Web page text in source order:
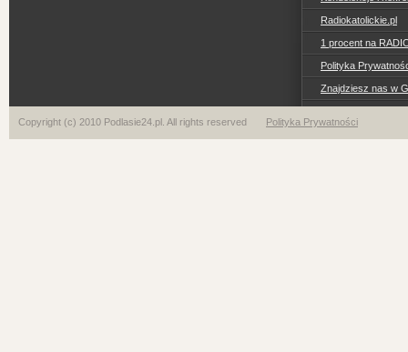
Radiokatolickie.pl
1 procent na
Polityka
Znajdziesz nas w
Copyright (c) 2010 Podlasie24.pl. All rights reserved Polityka Prywatności